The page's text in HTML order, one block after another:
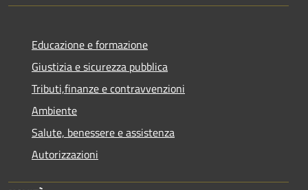
Educazione e formazione
Giustizia e sicurezza pubblica
Tributi,finanze e contravvenzioni
Ambiente
Salute, benessere e assistenza
Autorizzazioni